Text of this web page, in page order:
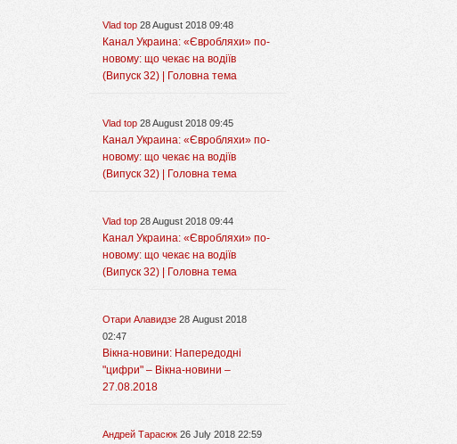
Vlad top 28 August 2018 09:48
Канал Украина: «Євробляхи» по-
новому: що чекає на водіїв
(Випуск 32) | Головна тема
Vlad top 28 August 2018 09:45
Канал Украина: «Євробляхи» по-
новому: що чекає на водіїв
(Випуск 32) | Головна тема
Vlad top 28 August 2018 09:44
Канал Украина: «Євробляхи» по-
новому: що чекає на водіїв
(Випуск 32) | Головна тема
Отари Алавидзе 28 August 2018
02:47
Вікна-новини: Напередодні
"цифри" – Вікна-новини –
27.08.2018
Андрей Тарасюк 26 July 2018 22:59